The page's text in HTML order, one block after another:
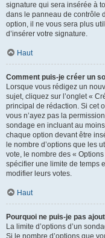
signature qui sera insérée à
dans le panneau de contrôle
option, il ne vous sera plus
d’insérer votre signature.
Haut
Comment puis-je créer un
Lorsque vous rédigez un
sujet, cliquez sur l’onglet «
principal de rédaction. Si cet
vous n’ayez pas la
sondage en incluant au
chaque option devant être
le nombre d’options que les
vote, le nombre des «
spécifier une limite de temps
modifier leurs votes.
Haut
Pourquoi ne puis-je pas
La limite d’options d’un
Si le nombre d’options que